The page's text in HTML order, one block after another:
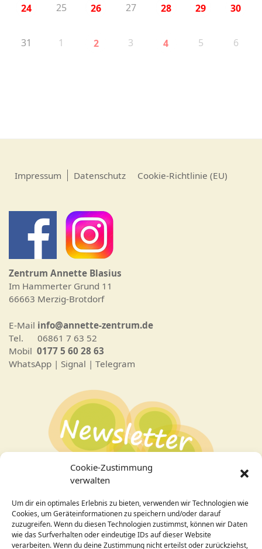
Cookie-Zustimmung
verwalten
Um dir ein optimales Erlebnis zu bieten, verwenden wir Technologien wie
Cookies, um Geräteinformationen zu speichern und/oder darauf
zuzugreifen. Wenn du diesen Technologien zustimmst, können wir Daten
wie das Surfverhalten oder eindeutige IDs auf dieser Website
verarbeiten. Wenn du deine Zustimmung nicht erteilst oder zurückziehst,
24 25 26 27 28 29 30
31 1 2 3 4 5 6
Impressum Datenschutz Cookie-Richtlinie (EU)
Zentrum Annette Blasius
Im Hammerter Grund 11
66663 Merzig-Brotdorf
E-Mail info@annette-zentrum.de
Tel. 06861 7 63 52
Mobil 0177 5 60 28 63
WhatsApp | Signal | Telegram
Bei Interesse an den Veranstaltungenhier zum
Newsletteranmelden!